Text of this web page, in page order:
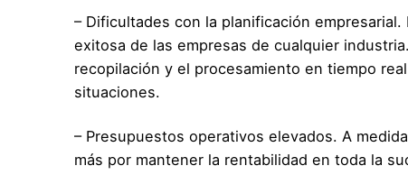
– Dificultades con la planificación
exitosa de las empresas de cualquier
recopilación y el procesamiento en tiempo
situaciones.
– Presupuestos operativos elevados. A
más por mantener la rentabilidad en toda la